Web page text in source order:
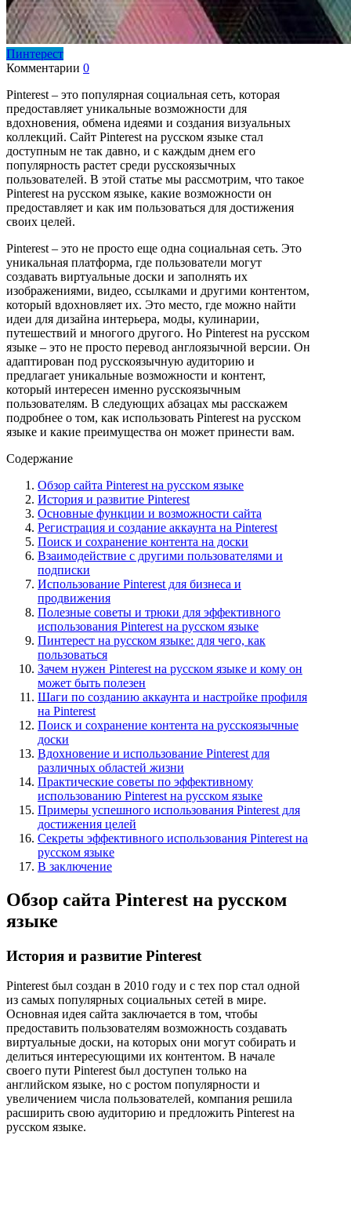
Пинтерест
Комментарии 0
Pinterest – это популярная социальная сеть, которая
предоставляет уникальные возможности для
вдохновения, обмена идеями и создания визуальных
коллекций. Сайт Pinterest на русском языке стал
доступным не так давно, и с каждым днем его
популярность растет среди русскоязычных
пользователей. В этой статье мы рассмотрим, что такое
Pinterest на русском языке, какие возможности он
предоставляет и как им пользоваться для достижения
своих целей.
Pinterest – это не просто еще одна социальная сеть. Это
уникальная платформа, где пользователи могут
создавать виртуальные доски и заполнять их
изображениями, видео, ссылками и другими контентом,
который вдохновляет их. Это место, где можно найти
идеи для дизайна интерьера, моды, кулинарии,
путешествий и многого другого. Но Pinterest на русском
языке – это не просто перевод англоязычной версии. Он
адаптирован под русскоязычную аудиторию и
предлагает уникальные возможности и контент,
который интересен именно русскоязычным
пользователям. В следующих абзацах мы расскажем
подробнее о том, как использовать Pinterest на русском
языке и какие преимущества он может принести вам.
Содержание
Обзор сайта Pinterest на русском языке
История и развитие Pinterest
Основные функции и возможности сайта
Регистрация и создание аккаунта на Pinterest
Поиск и сохранение контента на доски
Взаимодействие с другими пользователями и
подписки
Использование Pinterest для бизнеса и
продвижения
Полезные советы и трюки для эффективного
использования Pinterest на русском языке
Пинтерест на русском языке: для чего, как
пользоваться
Зачем нужен Pinterest на русском языке и кому он
может быть полезен
Шаги по созданию аккаунта и настройке профиля
на Pinterest
Поиск и сохранение контента на русскоязычные
доски
Вдохновение и использование Pinterest для
различных областей жизни
Практические советы по эффективному
использованию Pinterest на русском языке
Примеры успешного использования Pinterest для
достижения целей
Секреты эффективного использования Pinterest на
русском языке
В заключение
Обзор сайта Pinterest на русском
языке
История и развитие Pinterest
Pinterest был создан в 2010 году и с тех пор стал одной
из самых популярных социальных сетей в мире.
Основная идея сайта заключается в том, чтобы
предоставить пользователям возможность создавать
виртуальные доски, на которых они могут собирать и
делиться интересующими их контентом. В начале
своего пути Pinterest был доступен только на
английском языке, но с ростом популярности и
увеличением числа пользователей, компания решила
расширить свою аудиторию и предложить Pinterest на
русском языке.